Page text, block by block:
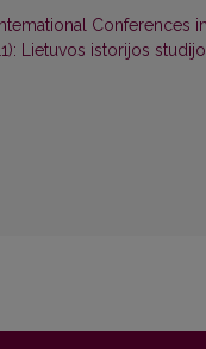
Intemational Conferences
Lietuvos istorijos